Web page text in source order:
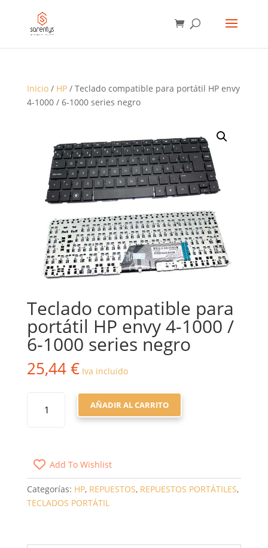
PRODUCTOS
Inicio/ HP/ Teclado compatible para portátil HP envy
4-1000 / 6-1000 series negro
Teclado compatible para
portátil HP envy 4-1000 /
6-1000 series negro
25,44€ Iva incluido
COMPATIBLE
ENVY
4-
1000
/
AÑADIR AL CARRITO
Add To Wishlist
Categorías: HP, REPUESTOS, REPUESTOS PORTÁTILES,
TECLADOS PORTÁTIL